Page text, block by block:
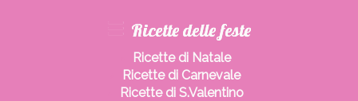
Ricette delle feste
Ricette di Natale
Ricette di Carnevale
Ricette di S.Valentino